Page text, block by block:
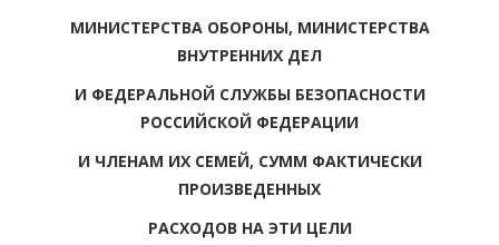
МИНИСТЕРСТВА ОБОРОНЫ, МИНИСТЕРСТВА
ВНУТРЕННИХ ДЕЛ
И ФЕДЕРАЛЬНОЙ СЛУЖБЫ БЕЗОПАСНОСТИ
РОССИЙСКОЙ ФЕДЕРАЦИИ
И ЧЛЕНАМ ИХ СЕМЕЙ, СУММ ФАКТИЧЕСКИ
ПРОИЗВЕДЕННЫХ
РАСХОДОВ НА ЭТИ ЦЕЛИ